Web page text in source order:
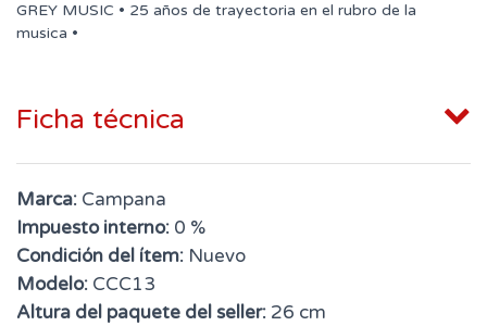
GREY MUSIC • 25 años de trayectoria en el rubro de la
musica •
Ficha técnica
Marca: Campana
Impuesto interno: 0 %
Condición del ítem: Nuevo
Modelo: CCC13
Altura del paquete del seller: 26 cm